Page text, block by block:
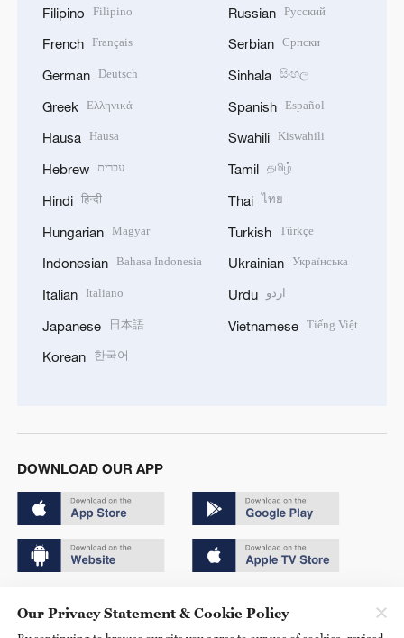
Filipino Filipino
French Français
German Deutsch
Greek Ελληνικά
Hausa Hausa
Hebrew עברית
Hindi हिन्दी
Hungarian Magyar
Indonesian Bahasa Indonesia
Italian Italiano
Japanese 日本語
Korean 한국어
Russian Русский
Serbian Српски
Sinhala සිංහල
Spanish Español
Swahili Kiswahili
Tamil தமிழ்
Thai ไทย
Turkish Türkçe
Ukrainian Українська
Urdu اردو
Vietnamese Tiếng Việt
DOWNLOAD OUR APP
京ICP备20000184号
Our Privacy Statement & Cookie Policy